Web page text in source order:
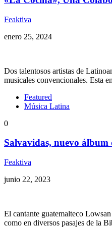
Feaktiva
enero 25, 2024
Dos talentosos artistas de
musicales convencionales. Esta
Featured
Música Latina
0
Salvavidas, nuevo
Feaktiva
junio 22, 2023
El cantante guatemalteco
como en diversos pasajes de la